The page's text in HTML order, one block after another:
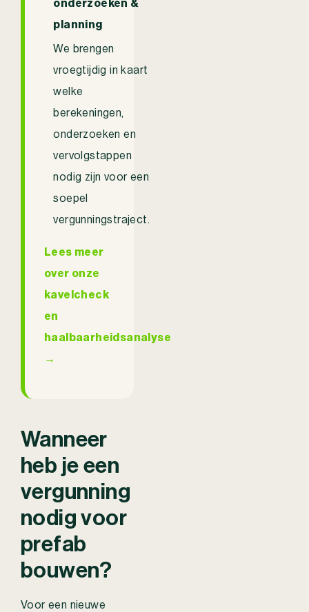
onderzoeken &
planning
We brengen
vroegtijdig in kaart
welke
berekeningen,
onderzoeken en
vervolgstappen
nodig zijn voor een
soepel
vergunningstraject.
Lees meer
over onze
kavelcheck
en
haalbaarheidsanalyse
→
Wanneer
heb je een
vergunning
nodig voor
prefab
bouwen?
Voor een nieuwe